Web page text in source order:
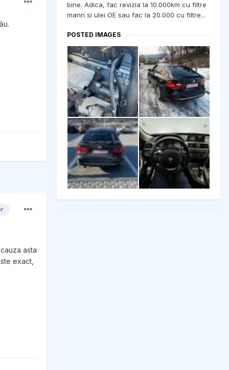
asta
exact,
bine. Adica, fac revizia la 10.000km cu filtre
mann si ulei OE sau fac la 20.000 cu filtre...
POSTED IMAGES